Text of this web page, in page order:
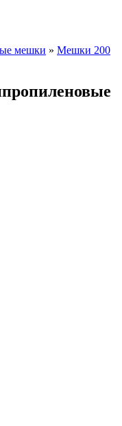
мешки » Мешки 200